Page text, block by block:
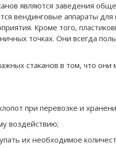
являются заведения
вендинговые аппараты для
Кроме того,
точках. Они всегда
стаканов в том, что они
при перевозке и
воздействию;
их необходимое